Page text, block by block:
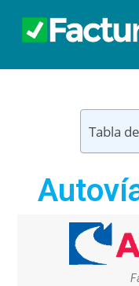
Tabla